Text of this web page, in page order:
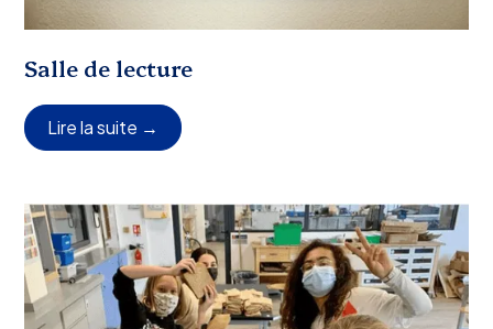
Salle de lecture
Lire la suite →